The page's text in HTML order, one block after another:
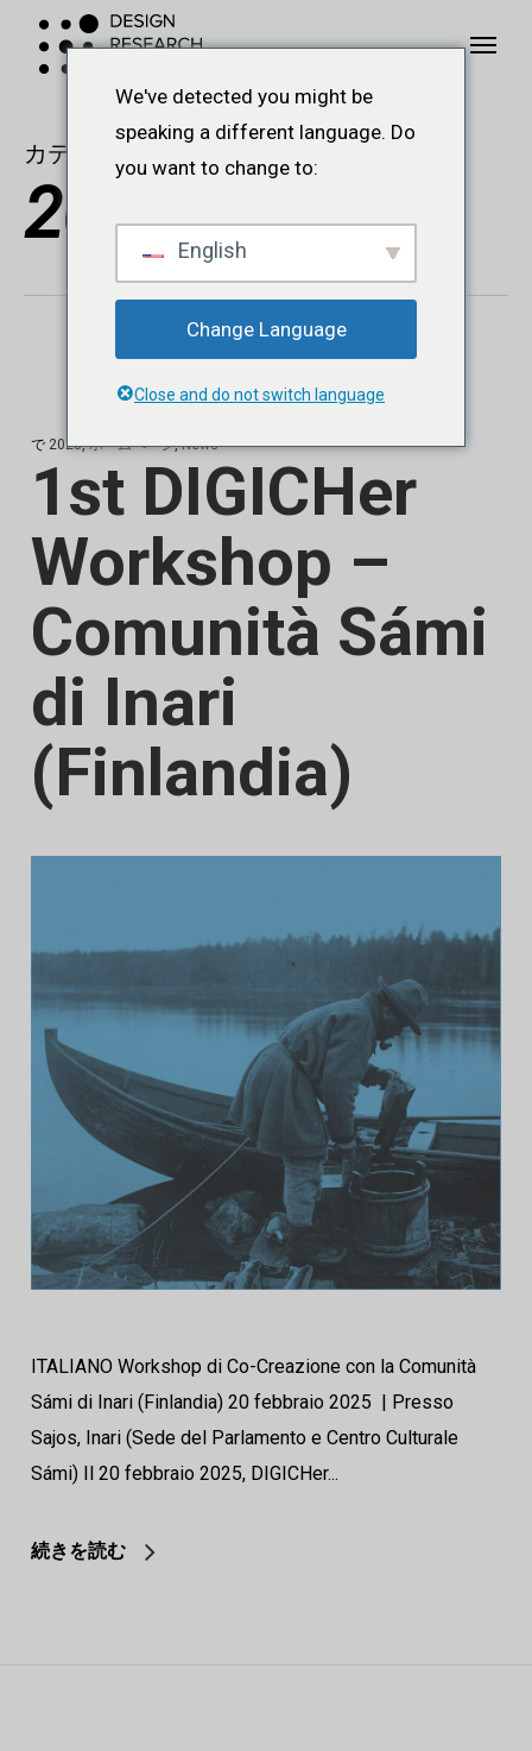
カテゴリー
2025
で 2025,ホームページ,News
1st DIGICHer
Workshop –
Comunità Sámi
di Inari
(Finlandia)
ITALIANO Workshop di Co-Creazione con la Comunità
Sámi di Inari (Finlandia) 20 febbraio 2025 | Presso
Sajos, Inari (Sede del Parlamento e Centro Culturale
Sámi) Il 20 febbraio 2025, DIGICHer...
続きを読む
ニ
We've detected you might be
speaking a different language. Do
you want to change to:
English
Change Language
Close and do not switch language